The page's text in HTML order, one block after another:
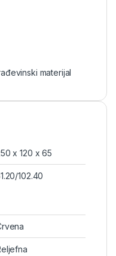
materijal
x 120 x 65
102.40